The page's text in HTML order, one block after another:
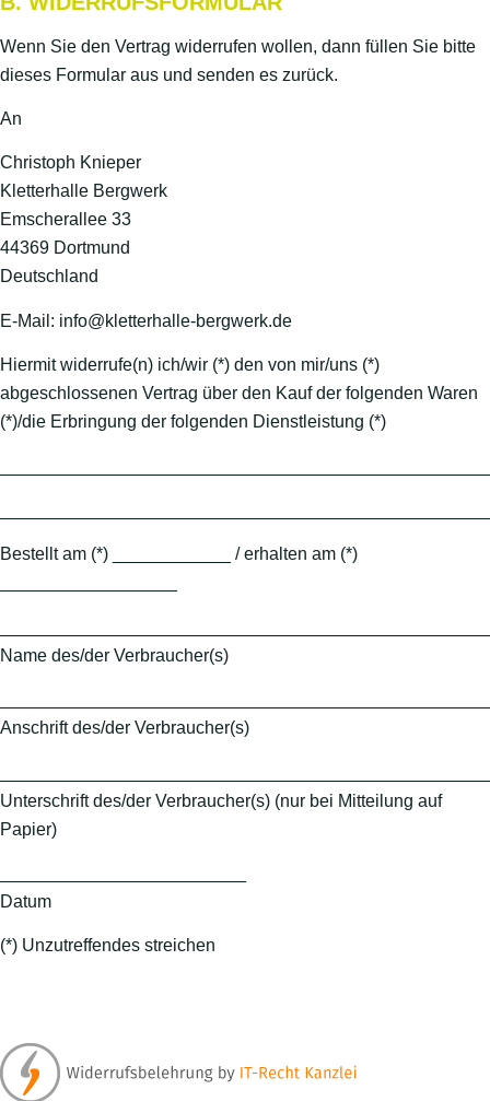
Wenn Sie den Vertrag widerrufen wollen, dann füllen Sie bitte
dieses Formular aus und senden es zurück.
An
Christoph Knieper
Kletterhalle Bergwerk
Emscherallee 33
44369 Dortmund
Deutschland
E-Mail: info@kletterhalle-bergwerk.de
Hiermit widerrufe(n) ich/wir (*) den von mir/uns (*)
abgeschlossenen Vertrag über den Kauf der folgenden Waren
(*)/die Erbringung der folgenden Dienstleistung (*)
Bestellt am (*) ____________ / erhalten am (*)
Name des/der Verbraucher(s)
Anschrift des/der Verbraucher(s)
Unterschrift des/der Verbraucher(s) (nur bei Mitteilung auf
Papier)
Datum
(*) Unzutreffendes streichen